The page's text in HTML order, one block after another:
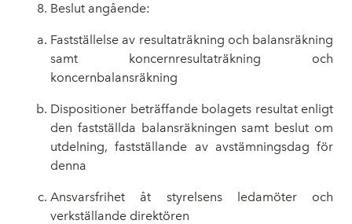
Beslut angående:
Fastställelse av resultaträkning och balansräkning
samt koncernresultaträkning och
koncernbalansräkning
Dispositioner beträffande bolagets resultat enligt
den fastställda balansräkningen samt beslut om
utdelning, fastställande av avstämningsdag för
denna
Ansvarsfrihet åt styrelsens ledamöter och
verkställande direktören